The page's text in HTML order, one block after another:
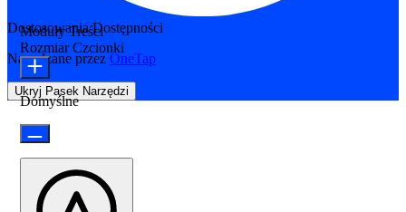
Dostosowania Dostępności
Napędzane przez OneTap
Ukryj Pasek Narzędzi
Moduły Treści
Rozmiar Czcionki
Domyślne